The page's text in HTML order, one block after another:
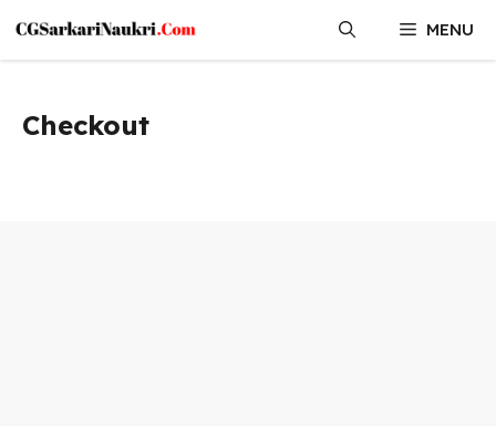
content
MENU
Checkout